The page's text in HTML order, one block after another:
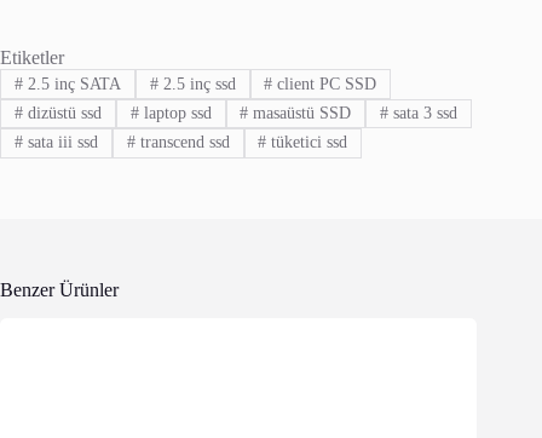
Etiketler
#2.5 inç SATA #2.5 inç ssd # client PC SSD
#dizüstü ssd #laptop ssd # masaüstü SSD # sata 3 ssd
#sata iii ssd #transcend ssd # tüketici ssd
Benzer Ürünler